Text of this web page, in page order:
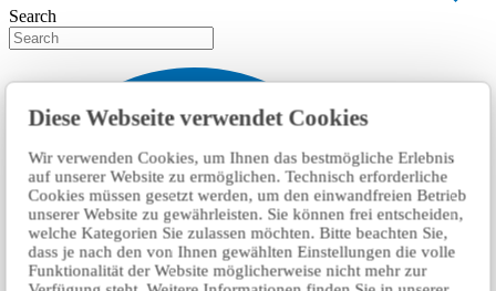
Diese Webseite verwendet Cookies
Wir verwenden Cookies, um Ihnen das bestmögliche Erlebnis
auf unserer Website zu ermöglichen. Technisch erforderliche
Cookies müssen gesetzt werden, um den einwandfreien Betrieb
unserer Website zu gewährleisten. Sie können frei entscheiden,
welche Kategorien Sie zulassen möchten. Bitte beachten Sie,
dass je nach den von Ihnen gewählten Einstellungen die volle
Funktionalität der Website möglicherweise nicht mehr zur
Search